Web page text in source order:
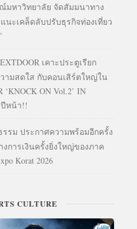
มหาวิทยาลัย จัดสัมมนาทาง
นะเคล็ดลับปรับธุรกิจท่องเที่ยว
เคาะประตูเรียก
ามสดใส กับคอนเสิร์ตใหญ่ใน
‘KNOCK ON Vol.2’ IN
ปีหน้า!!
รม ประกาศความพร้อมอีกครั้ง
การเงินครั้งยิ่งใหญ่ของภาค
Korat 2026
CULTURE